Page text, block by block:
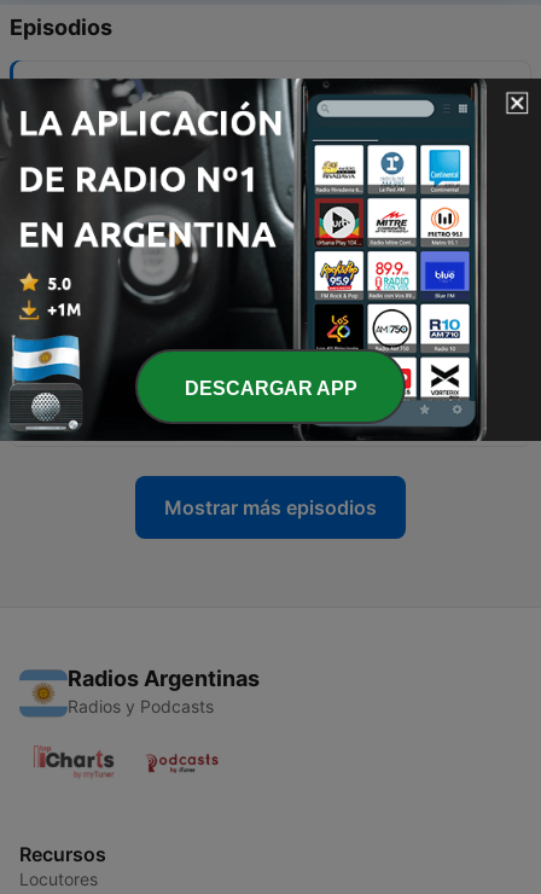
Episodios
17 - Sobre "Nadie nos va a extrañar" y la salud mental
01 mar. 2025
16 - T.2 E. 3 : Cuando parten nuestras mascotas
12 mar. 2024
15 - T2. E 2: Seguir tus sueños
23 feb. 2024
14 - Temporada 2. E 1: Empezar desde cero
09 feb. 2024
13 - 12. Las crisis
28 sep. 2022
Mostrar más episodios
Radios Argentinas
Radios y Podcasts
Recursos
Locutores
DESCARGAR APP